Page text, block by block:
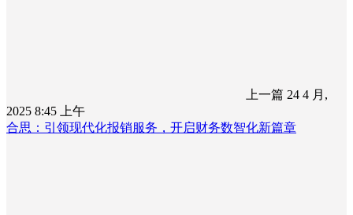
上一篇 24 4 月,
2025 8:45 上午
合思：引领现代化报销服务，开启财务数智化新篇章